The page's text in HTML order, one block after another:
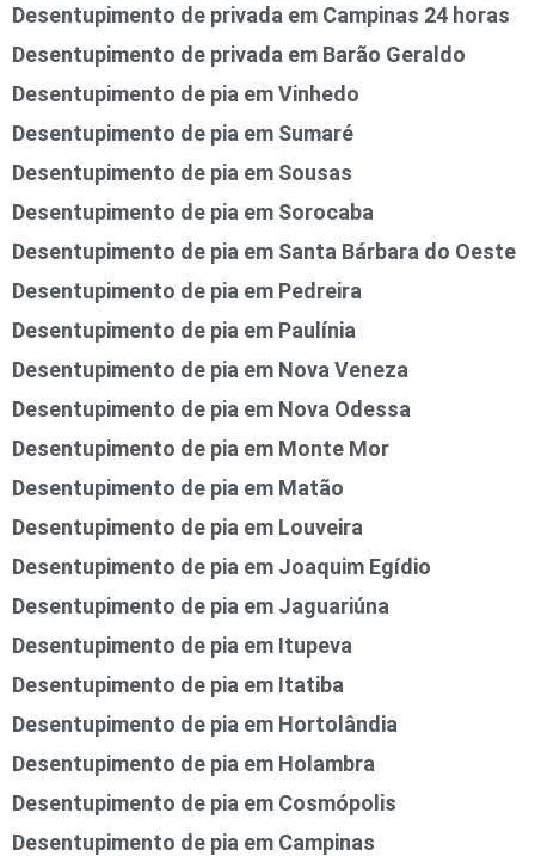
Desentupimento de privada em Campinas 24 horas
Desentupimento de privada em Barão Geraldo
Desentupimento de pia em Vinhedo
Desentupimento de pia em Sumaré
Desentupimento de pia em Sousas
Desentupimento de pia em Sorocaba
Desentupimento de pia em Santa Bárbara do Oeste
Desentupimento de pia em Pedreira
Desentupimento de pia em Paulínia
Desentupimento de pia em Nova Veneza
Desentupimento de pia em Nova Odessa
Desentupimento de pia em Monte Mor
Desentupimento de pia em Matão
Desentupimento de pia em Louveira
Desentupimento de pia em Joaquim Egídio
Desentupimento de pia em Jaguariúna
Desentupimento de pia em Itupeva
Desentupimento de pia em Itatiba
Desentupimento de pia em Hortolândia
Desentupimento de pia em Holambra
Desentupimento de pia em Cosmópolis
Desentupimento de pia em Campinas